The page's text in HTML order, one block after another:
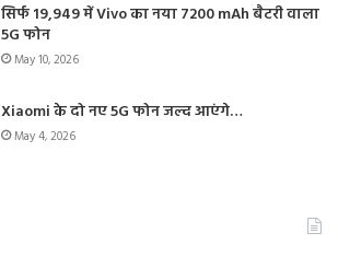
सिर्फ 19,949 में Vivo का नया 7200 mAh बैटरी वाला
5G फोन
May 10, 2026
Xiaomi के दो नए 5G फोन जल्द आएंगे…
May 4, 2026